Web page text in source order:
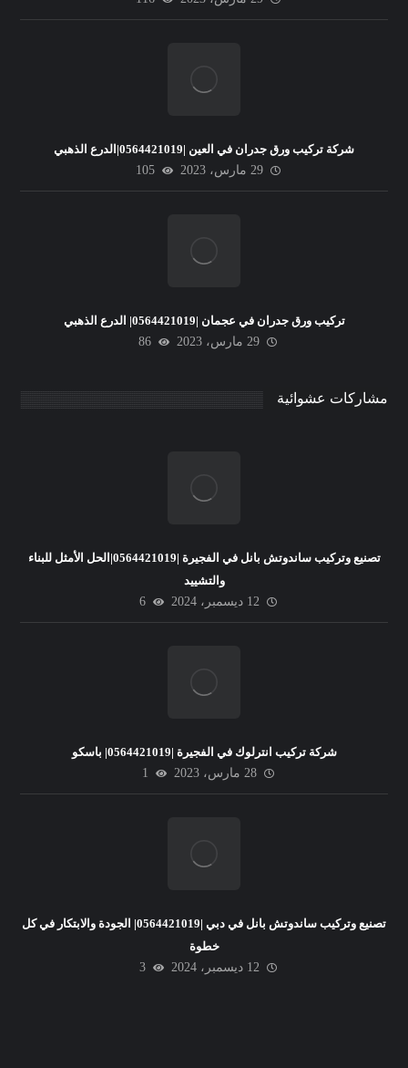
شركة تركيب ورق جدران في العين |0564421019|الدرع الذهبي
29 مارس، 2023
105
تركيب ورق جدران في عجمان |0564421019| الدرع الذهبي
29 مارس، 2023
86
مشاركات عشوائية
تصنيع وتركيب ساندوتش بانل في الفجيرة |0564421019|الحل الأمثل للبناء
والتشييد
12 ديسمبر، 2024
6
شركة تركيب انترلوك في الفجيرة |0564421019| باسكو
28 مارس، 2023
1
تصنيع وتركيب ساندوتش بانل في دبي |0564421019| الجودة والابتكار في كل
خطوة
12 ديسمبر، 2024
3